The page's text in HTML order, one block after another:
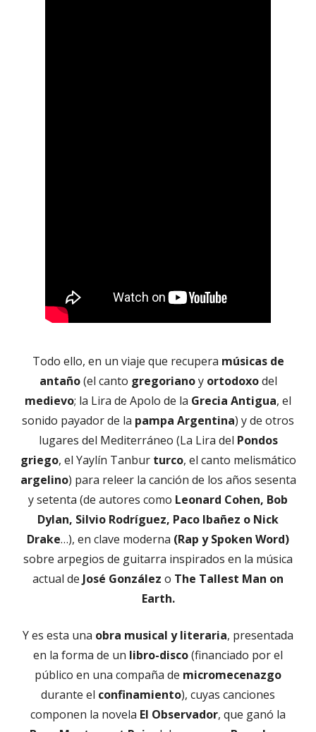
Todo ello, en un viaje que recupera músicas de
antaño(el canto gregorianoy ortodoxodel
medievo; la Lira de Apolo de la Grecia Antigua, el
sonido payador de la pampa Argentina) y de otros
lugares del Mediterráneo (La Lira del Pondos
griego, el Yaylín Tanbur turco, el canto melismático
argelino) para releer la canción de los años sesenta
y setenta (de autores como Leonard Cohen, Bob
Dylan, Silvio Rodríguez, Paco Ibañez o Nick
Drake…), en clave moderna (Rap y Spoken Word)
sobre arpegios de guitarra inspirados en la música
actual de José González o The Tallest Man on
Earth.
Y es esta una obra musical y literaria, presentada
en la forma de un libro-disco(financiado por el
público en una compaña de micromecenazgo
durante el confinamiento), cuyas canciones
componen la novela El Observador, que ganó la